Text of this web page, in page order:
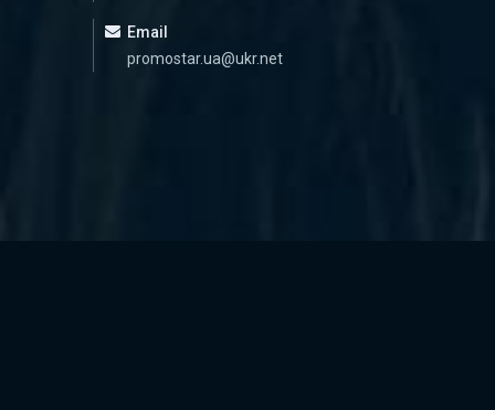
Email
promostar.ua@ukr.net